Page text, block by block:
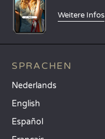
Weitere Infos
SPRACHEN
Nederlands
English
Español